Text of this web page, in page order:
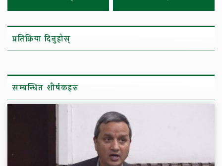
प्रतिक्रिया दिनुहोस्
सम्बन्धित शीर्षकहरु